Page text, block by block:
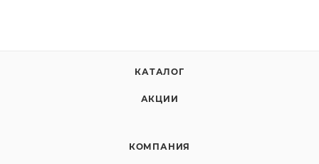
КАТАЛОГ
АКЦИИ
КОМПАНИЯ